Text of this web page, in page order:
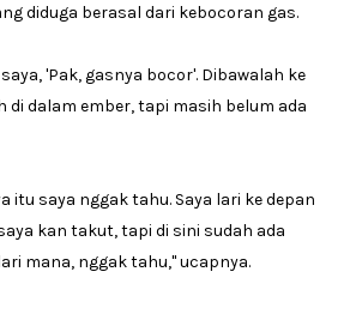
diduga berasal dari kebocoran gas.
'Pak, gasnya bocor'. Dibawalah ke
di dalam ember, tapi masih belum ada
itu saya nggak tahu. Saya lari ke depan
kan takut, tapi di sini sudah ada
mana, nggak tahu," ucapnya.